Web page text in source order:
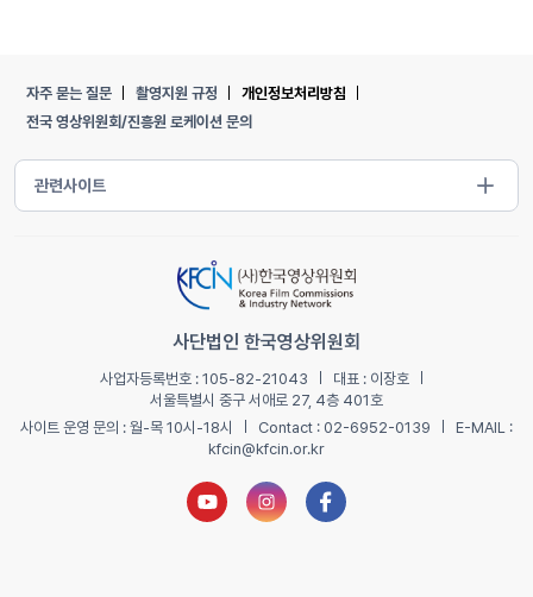
자주 묻는 질문 촬영지원 규정
개인정보처리방침
전국 영상위원회/진흥원 로케이션 문의
사단법인 한국영상위원회
사업자등록번호 : 105-82-21043
대표 : 이장호
서울특별시 중구 서애로 27, 4층 401호
사이트 운영 문의 : 월-목 10시-18시
Contact : 02-6952-0139
E-MAIL :
kfcin@kfcin.or.kr
유튜브 새창열기인스타그램 새창열기
페이스북 새창열기